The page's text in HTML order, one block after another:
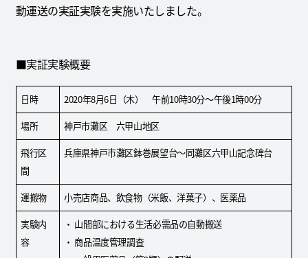
動運送の実証実験を実施いたしました。
■実証実験概要
日時 2020年8月6日（木） 午前10時30分～午後1時00分
場所 神戸市灘区 六甲山地区
飛行区
間
兵庫県神戸市灘区鉢巻展望台～同灘区六甲山記念碑台
運搬物 小売店商品、飲食物（米飯、洋菓子）、医薬品
実験内
容
・ 山間部における生活必需品の自動搬送
・ 商品温度管理調査